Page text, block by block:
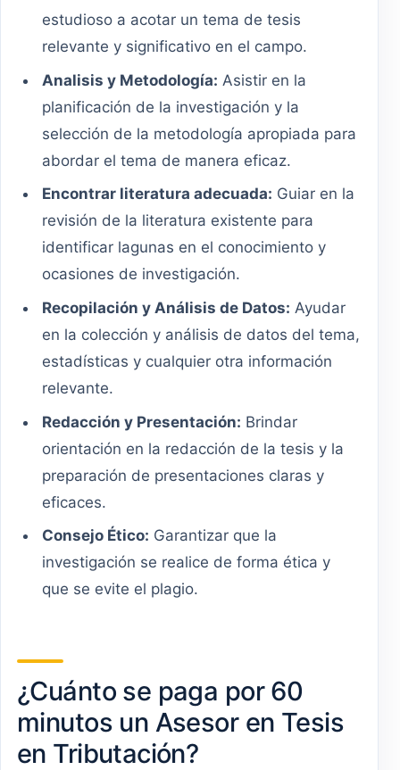
estudioso a acotar un tema de tesis
relevante y significativo en el campo.
Analisis y Metodología: Asistir en la
planificación de la investigación y la
selección de la metodología apropiada para
abordar el tema de manera eficaz.
Encontrar literatura adecuada: Guiar en la
revisión de la literatura existente para
identificar lagunas en el conocimiento y
ocasiones de investigación.
Recopilación y Análisis de Datos: Ayudar
en la colección y análisis de datos del tema,
estadísticas y cualquier otra información
relevante.
Redacción y Presentación: Brindar
orientación en la redacción de la tesis y la
preparación de presentaciones claras y
eficaces.
Consejo Ético: Garantizar que la
investigación se realice de forma ética y
que se evite el plagio.
¿Cuánto se paga por 60
minutos un Asesor en Tesis
en Tributación?